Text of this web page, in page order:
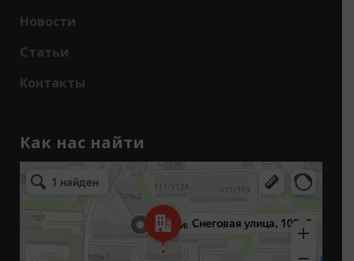
Новости
Статьи
Контакты
Как нас найти
Снеговая улица, 109к3 — Яндекс Карты